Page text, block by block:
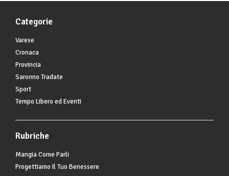
Categorie
Varese
Cronaca
Provincia
Saronno Tradate
Sport
Tempo Libero ed Eventi
Rubriche
Mangia Come Parli
Progettiamo Il Tuo Benessere